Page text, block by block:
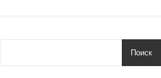
Поиск